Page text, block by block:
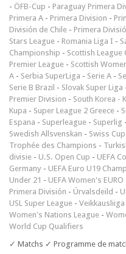
- ÖFB-Cup - Paraguay Primera
Primera A - Primera Division -
División de Chile - Primera
Stars League - Romania Liga I -
Championship - Scottish League
Premier League - Scottish
A - Serbia SuperLiga - Serie A -
Serie B Brazil - Slovak Super Liga
Premier Division - South Korea -
Kupa - Super League 2 Greece -
Espana - Superleague - Superlig -
Swedish Allsvenskan - Swiss Cup
Trophée des Champions -
divisie - U.S. Open Cup - UEFA
Germany - UEFA Euro U19
Under 21 - UEFA Women's EURO
Primera División - Úrvalsdeild -
USL Super League - Veikkausliiga
Women's Nations League -
World Cup Qualifiers
✓ Matchs ✓ Programme de